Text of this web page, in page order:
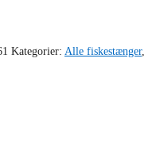
Kategorier: Alle fiskestænger,